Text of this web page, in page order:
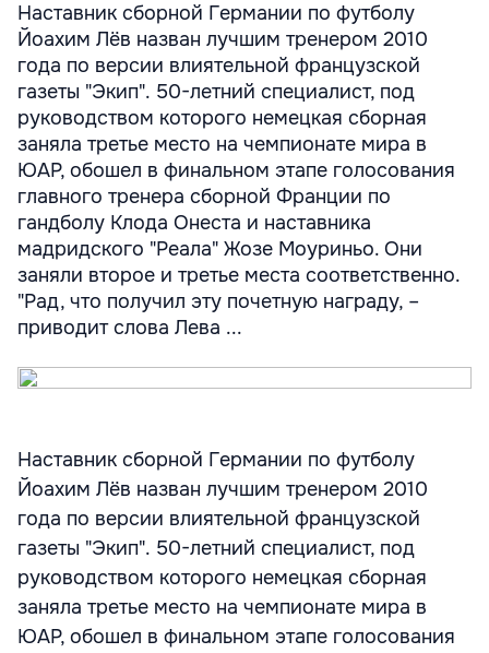
Наставник сборной Германии по футболу
Йоахим Лёв назван лучшим тренером 2010
года по версии влиятельной французской
газеты "Экип". 50-летний специалист, под
руководством которого немецкая сборная
заняла третье место на чемпионате мира в
ЮАР, обошел в финальном этапе голосования
главного тренера сборной Франции по
гандболу Клода Онеста и наставника
мадридского "Реала" Жозе Моуриньо. Они
заняли второе и третье места соответственно.
"Рад, что получил эту почетную награду, –
приводит слова Лева ...
Наставник сборной Германии по футболу
Йоахим Лёв назван лучшим тренером 2010
года по версии влиятельной французской
газеты "Экип". 50-летний специалист, под
руководством которого немецкая сборная
заняла третье место на чемпионате мира в
ЮАР, обошел в финальном этапе голосования